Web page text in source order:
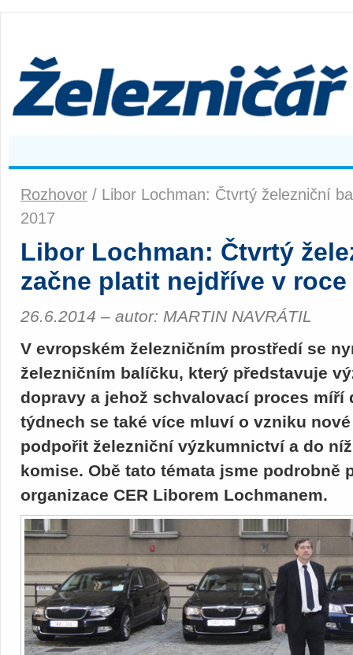
Rozhovor / Libor Lochman: Čtvrtý železniční
2017
Libor Lochman: Čtvrtý
začne platit nejdříve v roce
26.6.2014 – autor: MARTIN NAVRÁTIL
V evropském železničním prostředí se
železničním balíčku, který představuje
dopravy a jehož schvalovací proces míří
týdnech se také více mluví o vzniku
podpořit železniční výzkumnictví a do
komise. Obě tato témata jsme podrobně
organizace CER Liborem Lochmanem.